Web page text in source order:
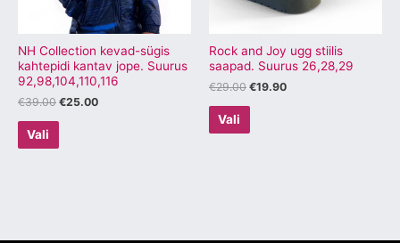
NH Collection kevad-sügis
kahtepidi kantav jope. Suurus
92,98,104,110,116
€39.00 €25.00
Vali
saab
teha
tootelehel.
Rock and Joy ugg stiilis
saapad. Suurus 26,28,29
€29.00 €19.90
Vali
saab
tootelehel.